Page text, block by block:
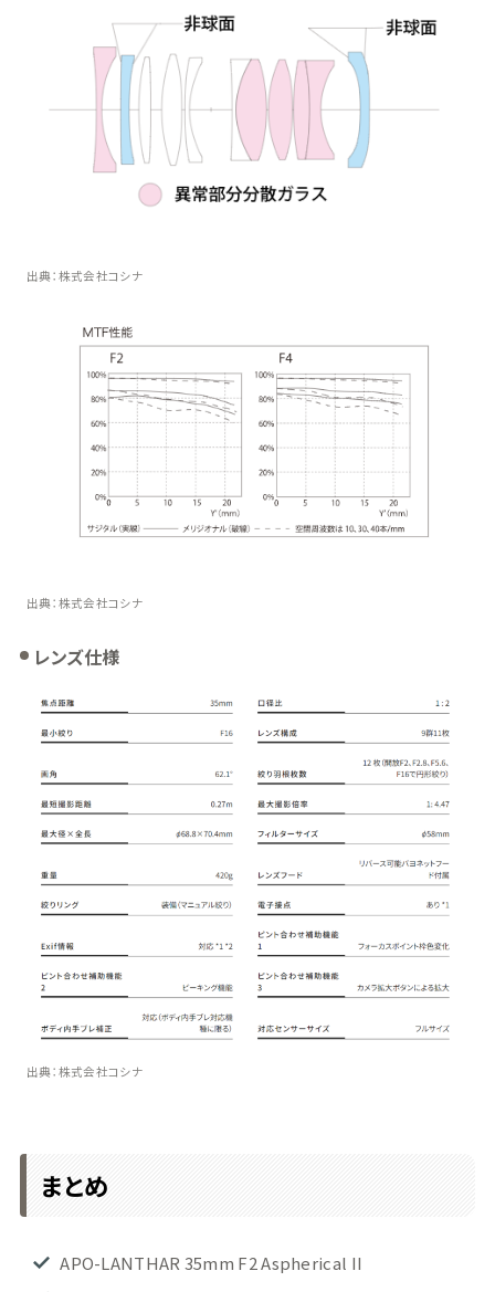
出典：株式会社コシナ
出典：株式会社コシナ
レンズ仕様
出典：株式会社コシナ
まとめ
APO-LANTHAR 35mm F2 Aspherical II